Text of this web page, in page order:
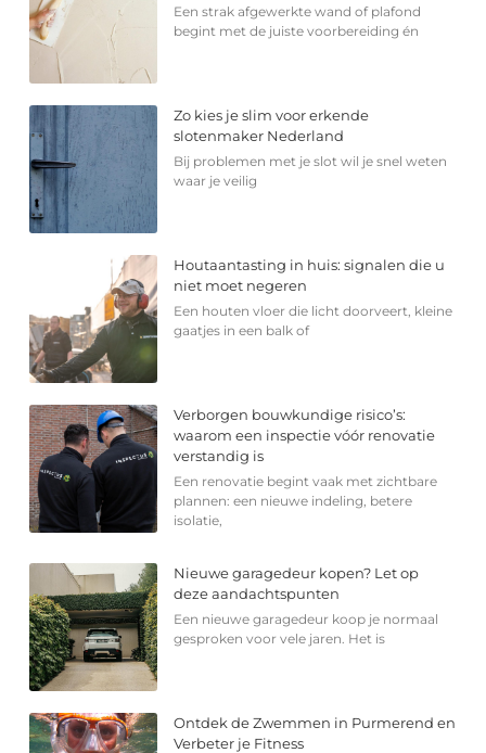
Een strak afgewerkte wand of plafond
begint met de juiste voorbereiding én
Zo kies je slim voor erkende
slotenmaker Nederland
Bij problemen met je slot wil je snel weten
waar je veilig
Houtaantasting in huis: signalen die u
niet moet negeren
Een houten vloer die licht doorveert, kleine
gaatjes in een balk of
Verborgen bouwkundige risico’s:
waarom een inspectie vóór renovatie
verstandig is
Een renovatie begint vaak met zichtbare
plannen: een nieuwe indeling, betere
isolatie,
Nieuwe garagedeur kopen? Let op
deze aandachtspunten
Een nieuwe garagedeur koop je normaal
gesproken voor vele jaren. Het is
Ontdek de Zwemmen in Purmerend en
Verbeter je Fitness